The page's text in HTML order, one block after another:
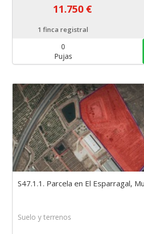
11.750 €
1 finca registral
0
Pujas
S47.1.1. Parcela en El Esparragal,
Suelo y terrenos